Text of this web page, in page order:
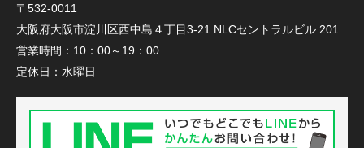
〒532-0011
大阪府大阪市淀川区西中島４丁目3-21 NLCセントラルビル 201
営業時間： 10：00～19：00
定休日： 水曜日